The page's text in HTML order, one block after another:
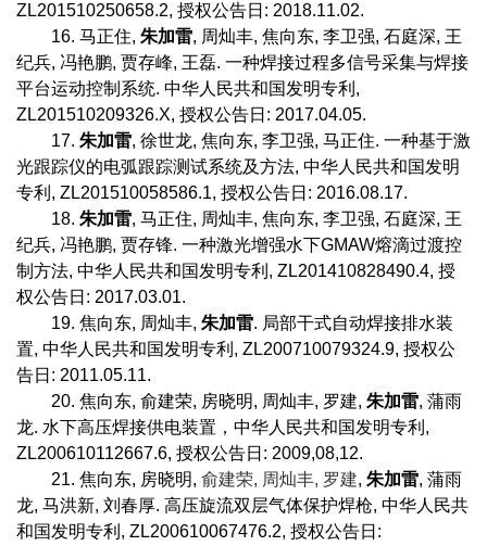
ZL201510250658.2, 授权公告日 : 2018.11.02.
16. 马正住, 朱加雷, 周灿丰, 焦向东, 李卫强, 石庭深, 王
纪兵, 冯艳鹏, 贾存峰, 王磊. 一种焊接过程多信号采集与焊接
平台运动控制系统. 中华人民共和国发明专利 ,
ZL201510209326.X, 授权公告日 : 2017.04.05.
17. 朱加雷, 徐世龙, 焦向东, 李卫强, 马正住. 一种基于激
光跟踪仪的电弧跟踪测试系统及方法, 中华人民共和国发明
专利 , ZL201510058586.1, 授权公告日 : 2016.08.17.
18. 朱加雷, 马正住, 周灿丰, 焦向东, 李卫强, 石庭深, 王
纪兵, 冯艳鹏, 贾存锋. 一种激光增强水下GMAW熔滴过渡控
制方法, 中华人民共和国发明专利 , ZL201410828490.4, 授
权公告日 : 2017.03.01.
19. 焦向东, 周灿丰, 朱加雷. 局部干式自动焊接排水装
置, 中华人民共和国发明专利 , ZL200710079324.9, 授权公
告日 : 2011.05.11.
20. 焦向东, 俞建荣, 房晓明, 周灿丰, 罗建, 朱加雷, 蒲雨
龙. 水下高压焊接供电装置 ，中华人民共和国发明专利 ,
ZL200610112667.6, 授权公告日 : 2009,08,12.
21. 焦向东, 房晓明, 俞建荣, 周灿丰, 罗建, 朱加雷, 蒲雨
龙, 马洪新, 刘春厚. 高压旋流双层气体保护焊枪, 中华人民共
和国发明专利 , ZL200610067476.2, 授权公告日 :